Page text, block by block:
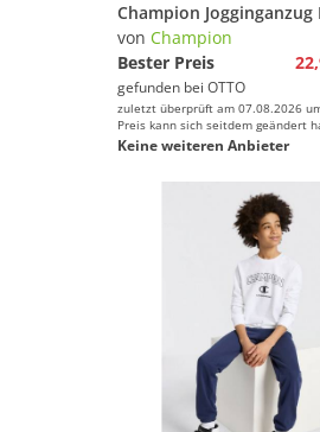
von Champion
Bester Preis
gefunden bei OTTO
zuletzt überprüft am 07.08.2026
Preis kann sich seitdem geändert
Keine weiteren Anbieter